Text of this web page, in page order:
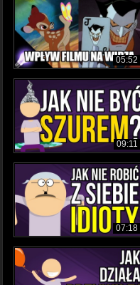
05:52
09:11
07:18